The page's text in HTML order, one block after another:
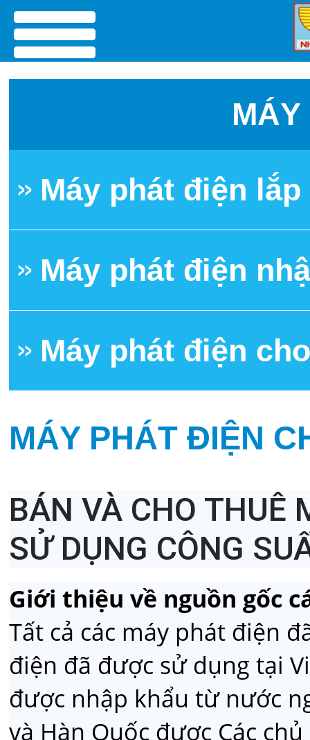
menu
Máy phát điện lắp
Máy phát điện
Máy phát điện
MÁY PHÁT ĐIỆN
BÁN VÀ CHO THUÊ
SỬ DỤNG CÔNG
Giới thiệu về nguồn gốc
Tất cả các máy phát điện
điện đã được sử dụng tại
được nhập khẩu từ nước
và Hàn Quốc được Các